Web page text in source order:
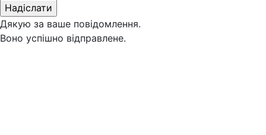
Дякую за ваше повідомлення.
Воно успішно відправлене.